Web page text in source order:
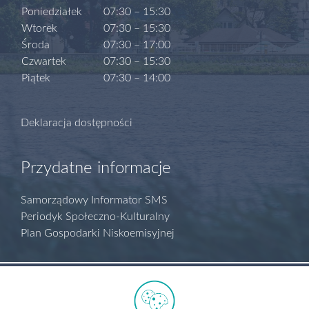
Poniedziałek
Wtorek
Środa
Czwartek
Piątek
07:30 – 15:30
07:30 – 15:30
07:30 – 17:00
07:30 – 15:30
07:30 – 14:00
Deklaracja dostępności
Przydatne informacje
Samorządowy Informator SMS
Periodyk Społeczno-Kulturalny
Plan Gospodarki Niskoemisyjnej